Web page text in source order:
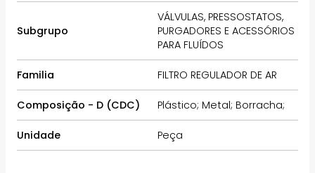
Subgrupo
VÁLVULAS, PRESSOSTATOS,
PURGADORES E ACESSÓRIOS
PARA FLUÍDOS
Familia FILTRO REGULADOR DE AR
Composição - D (CDC) Plástico; Metal; Borracha;
Unidade Peça